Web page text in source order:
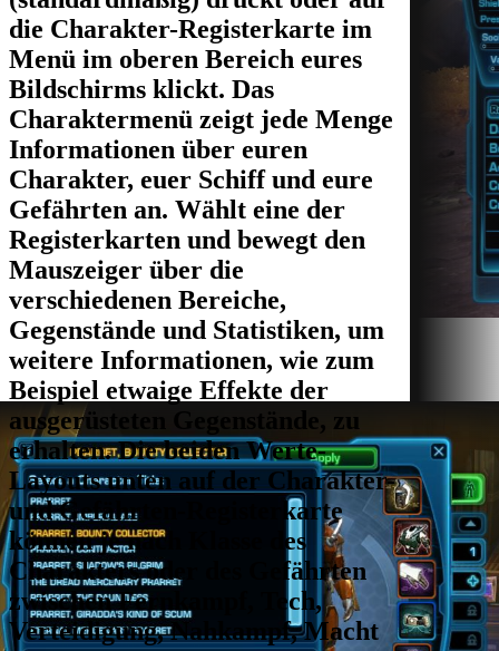
die Charakter-Registerkarte im
Menü im oberen Bereich eures
Bildschirms klickt. Das
Charaktermenü zeigt jede Menge
Informationen über euren
Charakter, euer Schiff und eure
Gefährten an. Wählt eine der
Registerkarten und bewegt den
Mauszeiger über die
verschiedenen Bereiche,
Gegenstände und Statistiken, um
weitere Informationen, wie zum
Beispiel etwaige Effekte der
ausgerüsteten Gegenstände, zu
erhalten. Die beiden Werte-
Layouts unten auf der Charakter-
und Gefährten-Registerkarte
können je nach Klasse des
Charakters oder des Gefährten
zwischen Fernkampf, Tech,
Verteidigung, Nahkampf, Macht